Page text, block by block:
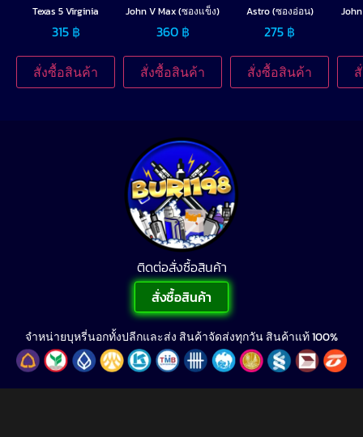
Texas 5 Virginia
315 ฿
สั่งซื้อสินค้า
John V Max (ซองแข็ง)
360 ฿
สั่งซื้อสินค้า
Astro (ซองอ่อน)
275 ฿
สั่งซื้อสินค้า
ติดต่อสั่งซื้อสินค้า
สั่งซื้อสินค้า
จำหน่ายบุหรี่นอกทั้งปลีกและส่ง สินค้าจัดส่งทุกวัน สินค้าแท้ 100%